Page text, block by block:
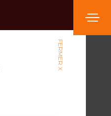
FERMER X